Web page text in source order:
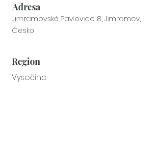
Adresa
Jimramovské Pavlovice 8, Jimramov,
Česko
Region
Vysočina